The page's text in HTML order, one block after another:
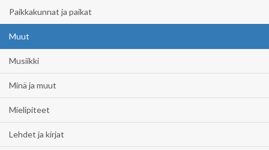
Paikkakunnat ja paikat
Muut
Musiikki
Minä ja muut
Mielipiteet
Lehdet ja kirjat